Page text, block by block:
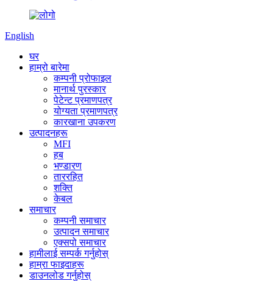
English
घर
हाम्रो बारेमा
कम्पनी प्रोफाइल
मानार्थ पुरस्कार
पेटेन्ट प्रमाणपत्र
योग्यता प्रमाणपत्र
कारखाना उपकरण
उत्पादनहरू
MFI
हब
भण्डारण
ताररहित
शक्ति
केबल
समाचार
कम्पनी समाचार
उत्पादन समाचार
एक्सपो समाचार
हामीलाई सम्पर्क गर्नुहोस्
हाम्रा फाइदाहरू
डाउनलोड गर्नुहोस्